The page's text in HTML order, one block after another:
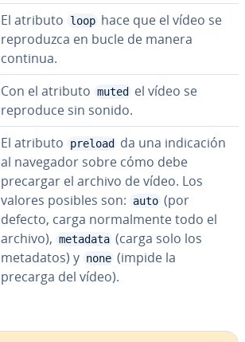
El atributo loop hace que el vídeo se
re­pro­du­z­ca en bucle de manera
continua.
Con el atributo muted
el vídeo se
reproduce sin sonido.
El atributo preload
da una in­di­ca­ción
al navegador sobre cómo debe
precargar el archivo de vídeo. Los
valores posibles son:
auto (por
defecto, carga no­r­ma­l­me­n­te todo el
archivo), metadata (carga solo los
metadatos) y none (impide la
precarga del vídeo).